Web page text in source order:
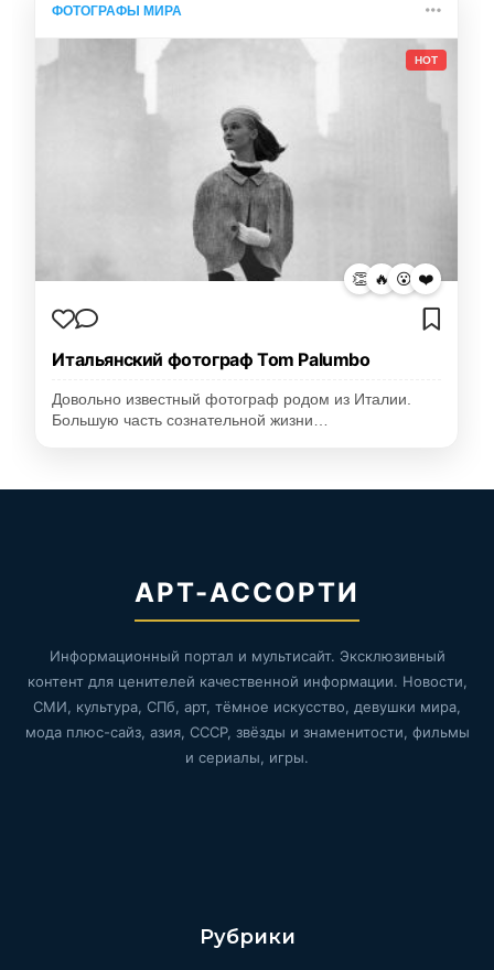
ФОТОГРАФЫ МИРА
HOT
👏 🔥 😮 ❤️
Итальянский фотограф Tom Palumbo
Довольно известный фотограф родом из Италии.
Большую часть сознательной жизни…
АРТ-АССОРТИ
Информационный портал и мультисайт. Эксклюзивный
контент для ценителей качественной информации. Новости,
СМИ, культура, СПб, арт, тёмное искусство, девушки мира,
мода плюс-сайз, азия, СССР, звёзды и знаменитости, фильмы
и сериалы, игры.
Рубрики